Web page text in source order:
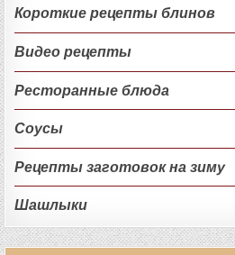
Короткие рецепты блинов
Видео рецепты
Ресторанные блюда
Соусы
Рецепты заготовок на зиму
Шашлыки